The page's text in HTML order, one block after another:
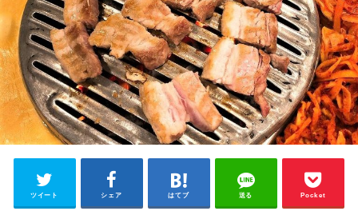
ツイート シェア はてブ 送る Pocket